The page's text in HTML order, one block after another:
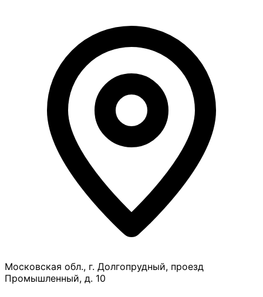
Московская обл., г. Долгопрудный, проезд
Промышленный, д. 10